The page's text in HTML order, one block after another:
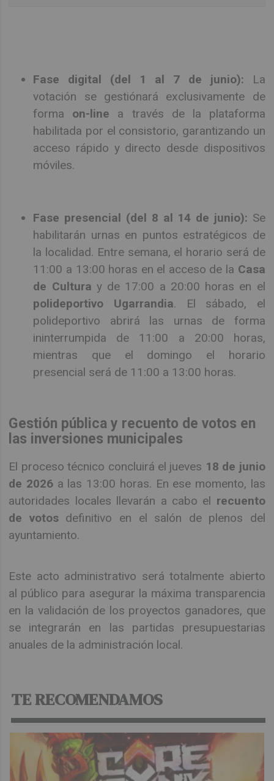
Fase digital (del 1 al 7 de junio): La
votación se gestiónará exclusivamente de
forma on-line a través de la plataforma
habilitada por el consistorio, garantizando un
acceso rápido y directo desde dispositivos
móviles.
Fase presencial (del 8 al 14 de junio): Se
habilitarán urnas en puntos estratégicos de
la localidad. Entre semana, el horario será de
11:00 a 13:00 horas en el acceso de la Casa
de Cultura y de 17:00 a 20:00 horas en el
polideportivo Ugarrandia. El sábado, el
polideportivo abrirá las urnas de forma
ininterrumpida de 11:00 a 20:00 horas,
mientras que el domingo el horario
presencial será de 11:00 a 13:00 horas.
Gestión pública y recuento de votos en
las inversiones municipales
El proceso técnico concluirá el jueves 18 de junio
de 2026 a las 13:00 horas. En ese momento, las
autoridades locales llevarán a cabo el recuento
de votosdefinitivo en el salón de plenos del
ayuntamiento.
Este acto administrativo será totalmente abierto
al público para asegurar la máxima transparencia
en la validación de los proyectos ganadores, que
se integrarán en las partidas presupuestarias
anuales de la administración local.
TE RECOMENDAMOS